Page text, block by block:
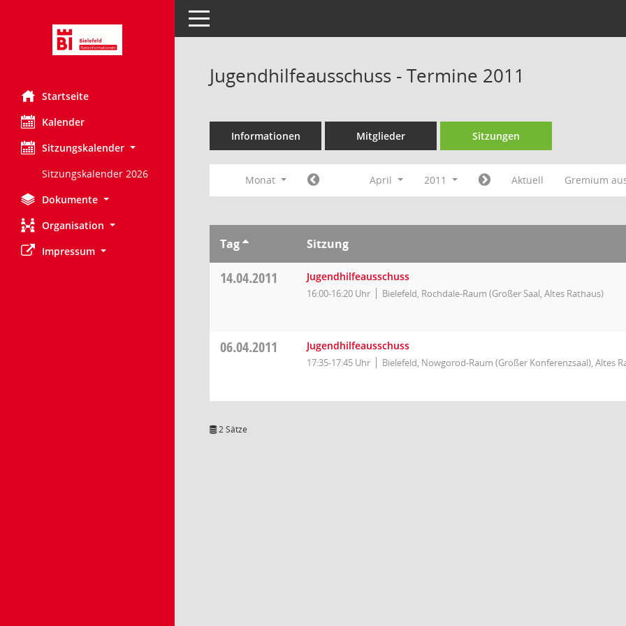
Startseite
Kalender
Sitzungskalender
Sitzungskalender 2026
Dokumente
Organisation
Impressum
Toggle navigation
Jugendhilfeausschuss - Termine 2011
Informationen Mitglieder Sitzungen
Monat April 2011 Aktuell Gremium
Tag Sitzung
14.04.2011 Jugendhilfeausschuss
16:00-16:20 Uhr Bielefeld, Rochdale-Raum (Großer Saal, Altes Rathaus)
06.04.2011 Jugendhilfeausschuss
17:35-17:45 Uhr Bielefeld, Nowgorod-Raum (Großer Konferenzsaal), Altes
2 Sätze